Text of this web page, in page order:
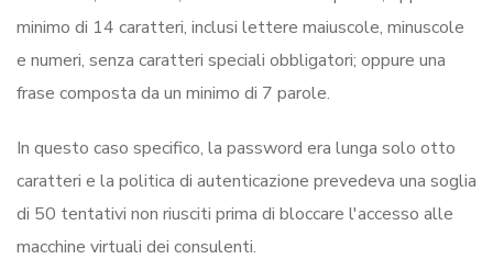
minimo di 14 caratteri, inclusi lettere maiuscole, minuscole
e numeri, senza caratteri speciali obbligatori; oppure una
frase composta da un minimo di 7 parole.
In questo caso specifico, la password era lunga solo otto
caratteri e la politica di autenticazione prevedeva una soglia
di 50 tentativi non riusciti prima di bloccare l'accesso alle
macchine virtuali dei consulenti.